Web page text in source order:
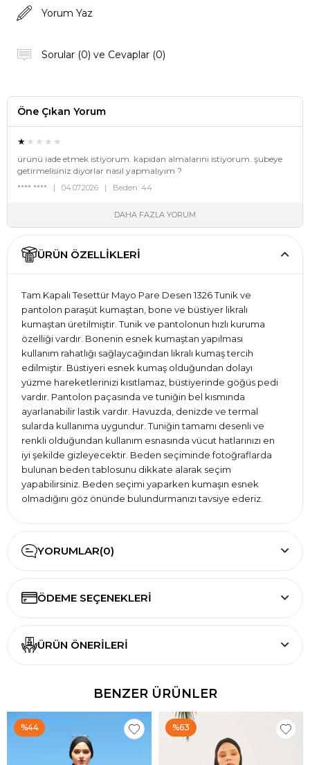
Yorum Yaz
Sorular (0) ve Cevaplar (0)
Öne Çıkan Yorum
★ ★★★★
ürünü iade etmek istiyorum. kapıdan almalarını istiyorum. şubeye
getirmelisiniz diyorlar nasıl yapmalıyım ?
**** **** | 04.07.2026 | Beden: 44
DAHA FAZLA YORUM
ÜRÜN ÖZELLIKLERI
Tam Kapalı Tesettür Mayo Pare Desen 1326 Tunik ve
pantolon paraşüt kumaştan, bone ve büstiyer likralı
kumaştan üretilmiştir. Tunik ve pantolonun hızlı kuruma
özelliği vardır. Bonenin esnek kumaştan yapılması
kullanım rahatlığı sağlaycağından likralı kumaş tercih
edilmiştir. Büstiyeri esnek kumaş olduğundan dolayı
yüzme hareketlerinizi kısıtlamaz, büstiyerinde göğüs pedi
vardır. Pantolon paçasında ve tuniğin bel kısmında
ayarlanabilir lastik vardır. Havuzda, denizde ve termal
sularda kullanıma uygundur. Tuniğin tamamı desenli ve
renkli olduğundan kullanım esnasında vücut hatlarınızı en
iyi şekilde gizleyecektir. Beden seçiminde fotoğraflarda
bulunan beden tablosunu dikkate alarak seçim
yapabilirsiniz. Beden seçimi yaparken kumaşın esnek
olmadığını göz önünde bulundurmanızı tavsiye ederiz.
YORUMLAR(0)
ÖDEME SEÇENEKLERI
ÜRÜN ÖNERILERI
BENZER ÜRÜNLER
%44 %63